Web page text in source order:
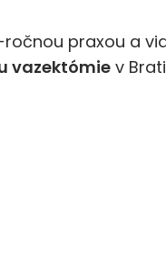
ročnou praxou a
vazektómiev